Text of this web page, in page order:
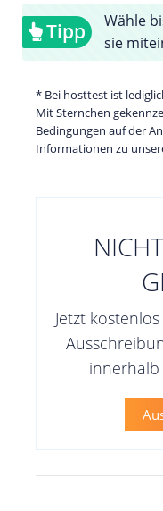
Tipp
Wähle
sie
* Bei hosttest ist
Mit Sternchen
Bedingungen auf der
Informationen zu
Jetzt
innerhalb